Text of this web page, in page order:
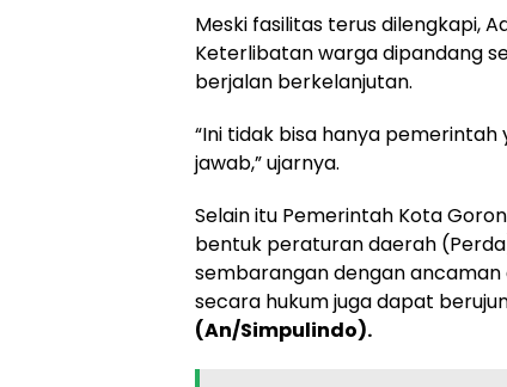
Meski fasilitas terus dilengkapi,
Keterlibatan warga dipandang
berjalan berkelanjutan.
“Ini tidak bisa hanya
jawab,” ujarnya.
Selain itu Pemerintah Kota
bentuk peraturan daerah
sembarangan dengan ancaman
secara hukum juga dapat
(An/Simpulindo).